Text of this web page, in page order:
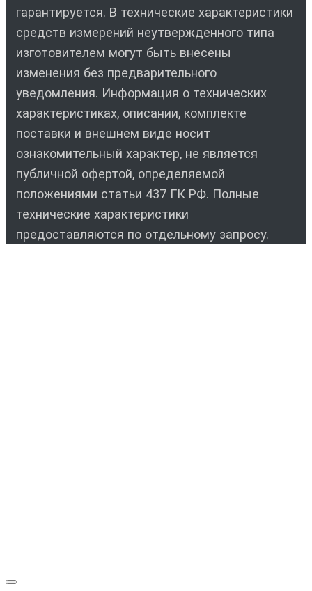
гарантируется. В технические характеристики
средств измерений неутвержденного типа
изготовителем могут быть внесены
изменения без предварительного
уведомления. Информация о технических
характеристиках, описании, комплекте
поставки и внешнем виде носит
ознакомительный характер, не является
публичной офертой, определяемой
положениями статьи 437 ГК РФ. Полные
технические характеристики
предоставляются по отдельному запросу.